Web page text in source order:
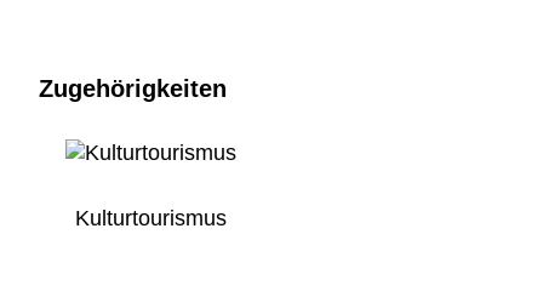
Zugehörigkeiten
Kulturtourismus